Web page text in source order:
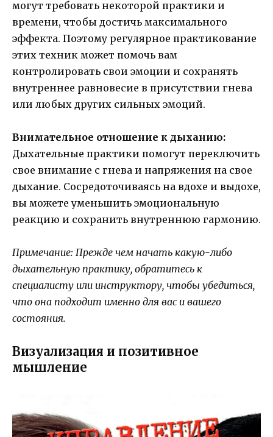
могут требовать некоторой практики и
времени, чтобы достичь максимального
эффекта. Поэтому регулярное практикование
этих техник может помочь вам
контролировать свои эмоции и сохранять
внутреннее равновесие в присутствии гнева
или любых других сильных эмоций.
Внимательное отношение к дыханию:
Дыхательные практики помогут переключить
свое внимание с гнева и напряжения на свое
дыхание. Сосредоточиваясь на вдохе и выдохе,
вы можете уменьшить эмоциональную
реакцию и сохранить внутреннюю гармонию.
Примечание: Прежде чем начать какую-либо
дыхательную практику, обратитесь к
специалисту или инструктору, чтобы убедиться,
что она подходит именно для вас и вашего
состояния.
Визуализация и позитивное
мышление